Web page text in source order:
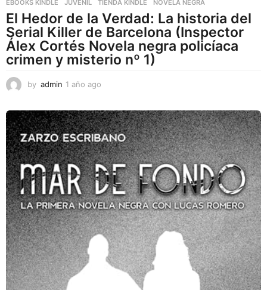
EBOOKS KINDLE ,JUVENIL ,TIENDA KINDLE NOVELA NEGRA
El Hedor de la Verdad: La historia del
Serial Killer de Barcelona (Inspector
Álex Cortés Novela negra policíaca
crimen y misterio nº 1)
by admin 1 año ago
o
a
g
o